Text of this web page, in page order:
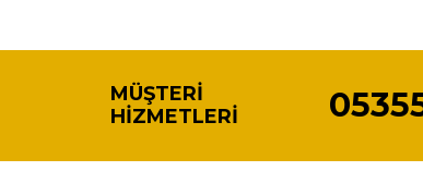
MÜŞTERI
HIZMETLERI